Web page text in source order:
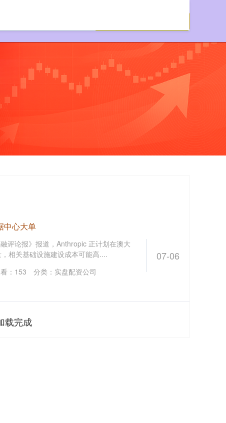
07-06
中心大单
评论报》报道，Anthropic 正计划在澳大
相关基础设施建设成本可能高....
： 153 分类： 实盘配资公司
载完成